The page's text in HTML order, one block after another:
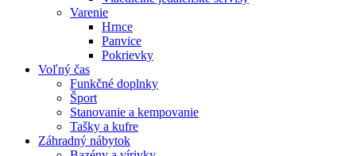
Varenie
Hrnce
Panvice
Pokrievky
Voľný čas
Funkčné doplnky
Šport
Stanovanie a kempovanie
Tašky a kufre
Záhradný nábytok